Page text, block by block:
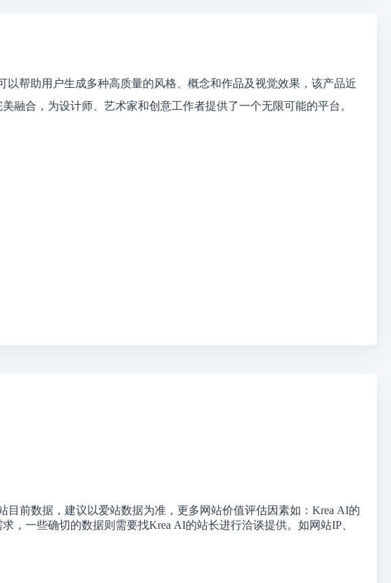
帮助用户生成多种高质量的风格、概念和作品及视觉效果，该产品近
融合，为设计师、艺术家和创意工作者提供了一个无限可能的平台。
前数据，建议以爱站数据为准，更多网站价值评估因素如：Krea AI的
一些确切的数据则需要找Krea AI的站长进行洽谈提供。如网站IP、